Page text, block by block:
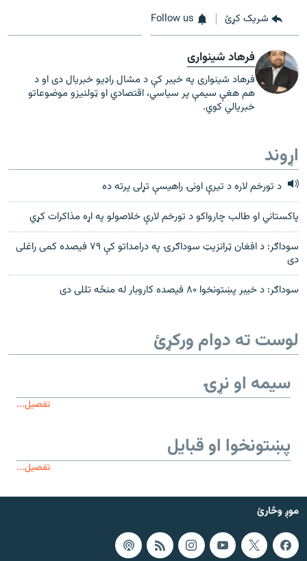
شریک کړئ Follow us
فرهاد شینواری
فرهاد شینواری په خیبر کې د مشال راډیو خبریال دی او د
هم هغې سیمې پر سیاسي، اقتصادي او ټولنیزو موضوعاتو
خبریالي کوي.
اړوند
د تورخم لاره د تیرې اونۍ راهیسې تړلی پرته ده
پاکستاني او طالب چارواکو د تورخم لارې خلاصولو په اړه مذاکرات کړي
سوداګر: د افغان ټرانزیټ سوداګرۍ په درامداتو کې ۷۹ فيصده کمی راغلی
دی
سوداګر: د خیبر پښتونخوا ۸۰ فیصده کاروبار له منځه تللی دی
لوست ته دوام ورکړئ
سیمه او نړۍ
تفصیل...
پښتونخوا او قبایل
تفصیل...
موږ وڅارئ